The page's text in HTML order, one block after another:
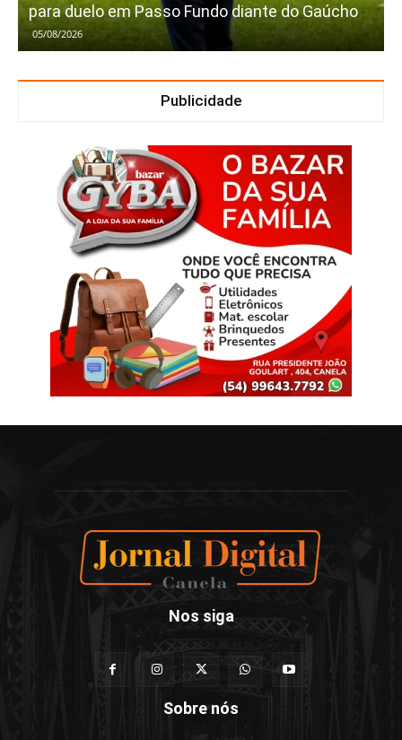
para duelo em Passo Fundo diante do Gaúcho
05/08/2026
Publicidade
Nos siga
Sobre nós